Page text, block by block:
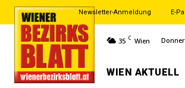
Newsletter-Anmeldung E-
35 C Wien
WIEN AKTUELL